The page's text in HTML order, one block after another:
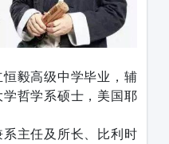
毅高级中学毕业，辅
哲学系硕士，美国耶
主任及所长、比利时